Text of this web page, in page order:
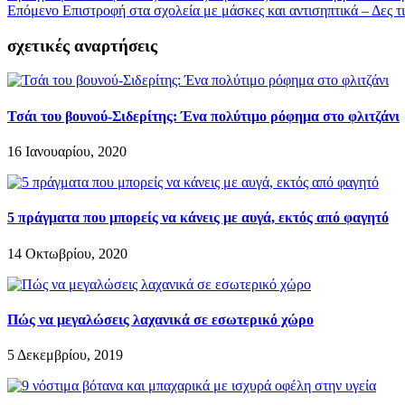
Επόμενο Επιστροφή στα σχολεία με μάσκες και αντισηπτικά – Δες
σχετικές αναρτήσεις
Τσάι του βουνού-Σιδερίτης: Ένα πολύτιμο ρόφημα στο φλιτζάνι
16 Ιανουαρίου, 2020
5 πράγματα που μπορείς να κάνεις με αυγά, εκτός από φαγητό
14 Οκτωβρίου, 2020
Πώς να μεγαλώσεις λαχανικά σε εσωτερικό χώρο
5 Δεκεμβρίου, 2019